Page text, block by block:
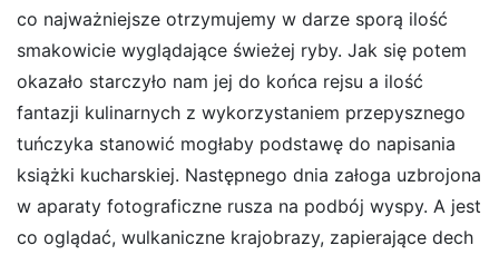
co najważniejsze otrzymujemy w darze sporą ilość
smakowicie wyglądające świeżej ryby. Jak się potem
okazało starczyło nam jej do końca rejsu a ilość
fantazji kulinarnych z wykorzystaniem przepysznego
tuńczyka stanowić mogłaby podstawę do napisania
książki kucharskiej. Następnego dnia załoga uzbrojona
w aparaty fotograficzne rusza na podbój wyspy. A jest
co oglądać, wulkaniczne krajobrazy, zapierające dech